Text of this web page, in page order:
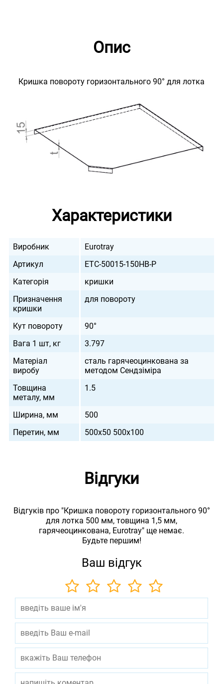
Опис
Кришка повороту горизонтального 90° для лотка
Характеристики
Виробник
Eurotray
Артикул
ETC-50015-150HB-P
Категорія
кришки
Призначення
кришки
для повороту
Кут повороту
90°
Вага 1 шт, кг
3.797
Матеріал
виробу
сталь гарячеоцинкована за
методом Сендзіміра
Товщина
металу, мм
1.5
Ширина, мм
500
Перетин, мм
500х50 500х100
Відгуки
Відгуків про "Кришка повороту горизонтального 90°
для лотка 500 мм, товщина 1,5 мм,
гарячеоцинкована, Eurotray" ще немає.
Будьте першим!
Ваш відгук